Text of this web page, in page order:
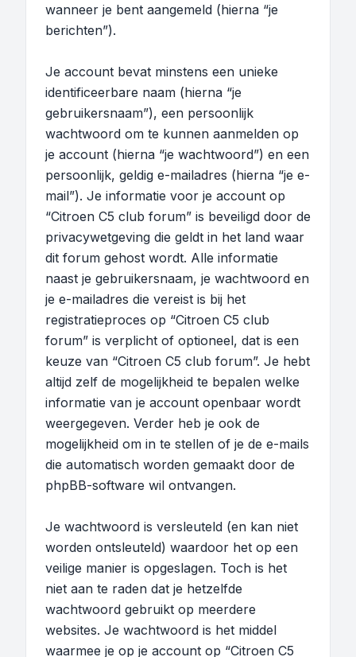
wanneer je bent aangemeld (hierna “je
berichten”).
Je account bevat minstens een unieke
identificeerbare naam (hierna “je
gebruikersnaam”), een persoonlijk
wachtwoord om te kunnen aanmelden op
je account (hierna “je wachtwoord”) en een
persoonlijk, geldig e-mailadres (hierna “je e-
mail”). Je informatie voor je account op
“Citroen C5 club forum” is beveiligd door de
privacywetgeving die geldt in het land waar
dit forum gehost wordt. Alle informatie
naast je gebruikersnaam, je wachtwoord en
je e-mailadres die vereist is bij het
registratieproces op “Citroen C5 club
forum” is verplicht of optioneel, dat is een
keuze van “Citroen C5 club forum”. Je hebt
altijd zelf de mogelijkheid te bepalen welke
informatie van je account openbaar wordt
weergegeven. Verder heb je ook de
mogelijkheid om in te stellen of je de e-mails
die automatisch worden gemaakt door de
phpBB-software wil ontvangen.
Je wachtwoord is versleuteld (en kan niet
worden ontsleuteld) waardoor het op een
veilige manier is opgeslagen. Toch is het
niet aan te raden dat je hetzelfde
wachtwoord gebruikt op meerdere
websites. Je wachtwoord is het middel
waarmee je op je account op “Citroen C5